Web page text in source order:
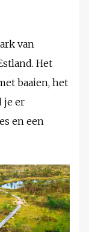
van
Het
baaien, het
je er
en een